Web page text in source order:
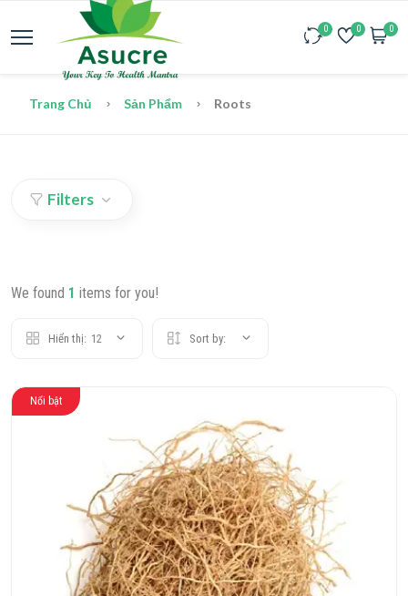
0 0 0
Trang Chủ Sản Phẩm Roots
Filters
We found 1 items for you!
Hiển thị: 12 Sort by:
Nổi bật